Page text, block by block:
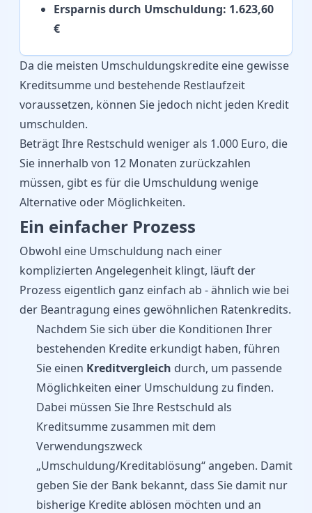
Ersparnis durch Umschuldung: 1.623,60
€
Da die meisten Umschuldungskredite eine gewisse
Kreditsumme und bestehende Restlaufzeit
voraussetzen, können Sie jedoch nicht jeden Kredit
umschulden.
Beträgt Ihre Restschuld weniger als 1.000 Euro, die
Sie innerhalb von 12 Monaten zurückzahlen
müssen, gibt es für die Umschuldung wenige
Alternative oder Möglichkeiten.
Ein einfacher Prozess
Obwohl eine Umschuldung nach einer
komplizierten Angelegenheit klingt, läuft der
Prozess eigentlich ganz einfach ab - ähnlich wie bei
der Beantragung eines gewöhnlichen Ratenkredits.
Nachdem Sie sich über die Konditionen Ihrer
bestehenden Kredite erkundigt haben, führen
Sie einen Kreditvergleich durch, um passende
Möglichkeiten einer Umschuldung zu finden.
Dabei müssen Sie Ihre Restschuld als
Kreditsumme zusammen mit dem
Verwendungszweck
„Umschuldung/Kreditablösung“ angeben. Damit
geben Sie der Bank bekannt, dass Sie damit nur
bisherige Kredite ablösen möchten und an